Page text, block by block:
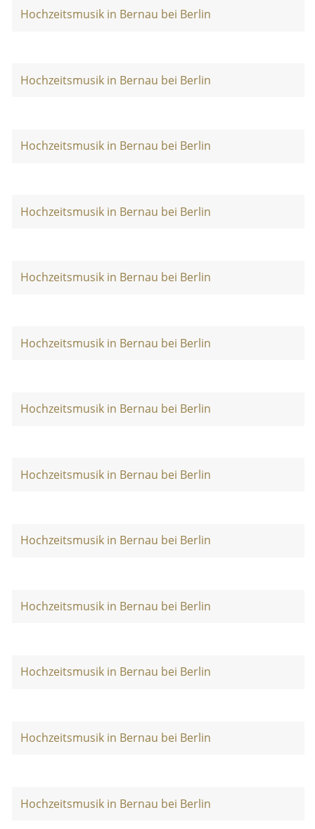
Hochzeitsmusik in Bernau bei Berlin
Hochzeitsmusik in Bernau bei Berlin
Hochzeitsmusik in Bernau bei Berlin
Hochzeitsmusik in Bernau bei Berlin
Hochzeitsmusik in Bernau bei Berlin
Hochzeitsmusik in Bernau bei Berlin
Hochzeitsmusik in Bernau bei Berlin
Hochzeitsmusik in Bernau bei Berlin
Hochzeitsmusik in Bernau bei Berlin
Hochzeitsmusik in Bernau bei Berlin
Hochzeitsmusik in Bernau bei Berlin
Hochzeitsmusik in Bernau bei Berlin
Hochzeitsmusik in Bernau bei Berlin